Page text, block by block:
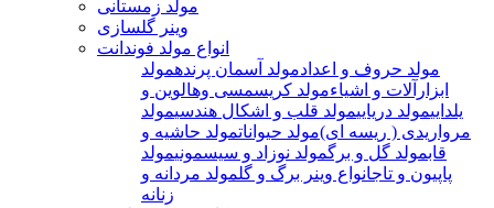
مولد زمستانی
وینر گلسازی
انواع مولد فوندانت
مولد حروف و اعدادمولد آسمان پرندهمولد
ابزارآلات و اشیاءمولد کریسمسی وهالوین و
یلداییمولد دریاییمولد قلب و اشکال هندسیمولد
مرواریدی ( ریسه ای)مولد حیواناتمولد حاشیه و
قابمولد گل و برگمولد نوزاد و سیسمونیمولد
پاپیون و تاجانواع وینر برگ و گلمولد مردانه و
زنانه